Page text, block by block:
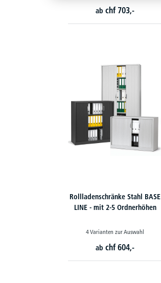
ab chf 703,-
Rollladenschränke Stahl BASE
LINE - mit 2-5 Ordnerhöhen
4 Varianten zur Auswahl
ab chf 604,-